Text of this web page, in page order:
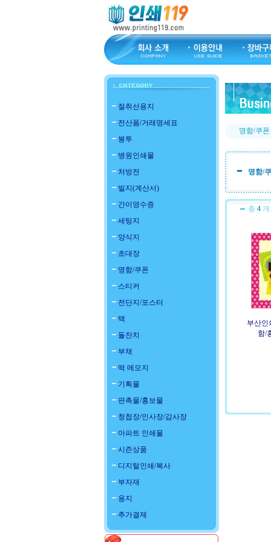
절취선용지
전산폼/거래명세표
봉투
병원인쇄물
처방전
빌지(계산서)
간이영수증
세팅지
양식지
초대장
명함/쿠폰
스티커
전단지/포스터
택
돌잔치
부채
떡 메모지
기획물
판촉물/홍보물
청첩장/인사장/감사장
아파트 인쇄물
시즌상품
디지털인쇄/복사
부자재
용지
추가결제
명함/쿠폰
명함/
총 4 개
부산인
함/